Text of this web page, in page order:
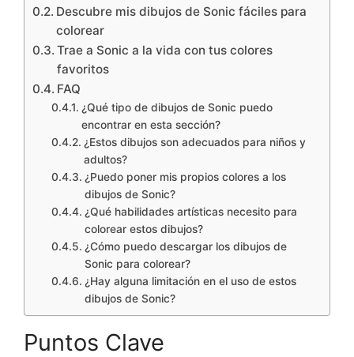
Descubre mis dibujos de Sonic fáciles para
colorear
Trae a Sonic a la vida con tus colores
favoritos
FAQ
¿Qué tipo de dibujos de Sonic puedo
encontrar en esta sección?
¿Estos dibujos son adecuados para niños y
adultos?
¿Puedo poner mis propios colores a los
dibujos de Sonic?
¿Qué habilidades artísticas necesito para
colorear estos dibujos?
¿Cómo puedo descargar los dibujos de
Sonic para colorear?
¿Hay alguna limitación en el uso de estos
dibujos de Sonic?
Puntos Clave